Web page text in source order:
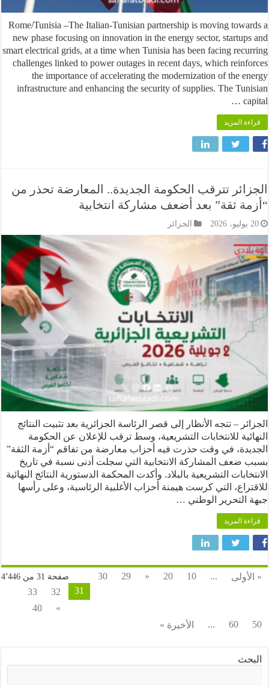
Rome/Tunisia –The Italian-Tunisian partnership is moving
new phase focusing on innovation in the energy sector,
smart electrical grids, at a time when Tunisia has been facing
challenges linked to power outages in recent days, which
the importance of accelerating the modernization of the
infrastructure and enhancing the security of supplies. The
المزيد
تترقب الحكومة الجديدة.. المعارضة تحذر من
ثقة” بعد أضعف مشاركة انتخابية
الجزائر
– تتجه الأنظار إلى قصر الرئاسة الجزائرية بعد تثبيت النتائج
للانتخابات التشريعية، وسط ترقب للإعلان عن الحكومة
في وقت حذرت فيه أحزاب معارضة من تفاقم “أزمة الثقة”
المشاركة الانتخابية التي سجلت أدنى نسبة في تاريخ
التشريعية بالبلاد. وأكدت المحكمة الدستورية النتائج النهائية
التي كرست هيمنة أحزاب الأغلبية الرئاسية، وعلى رأسها
الوطني …
المزيد
صفحة 31 من 4٬446 ...
10
20
«
29
30
32
33
40
60
... الأخيرة »